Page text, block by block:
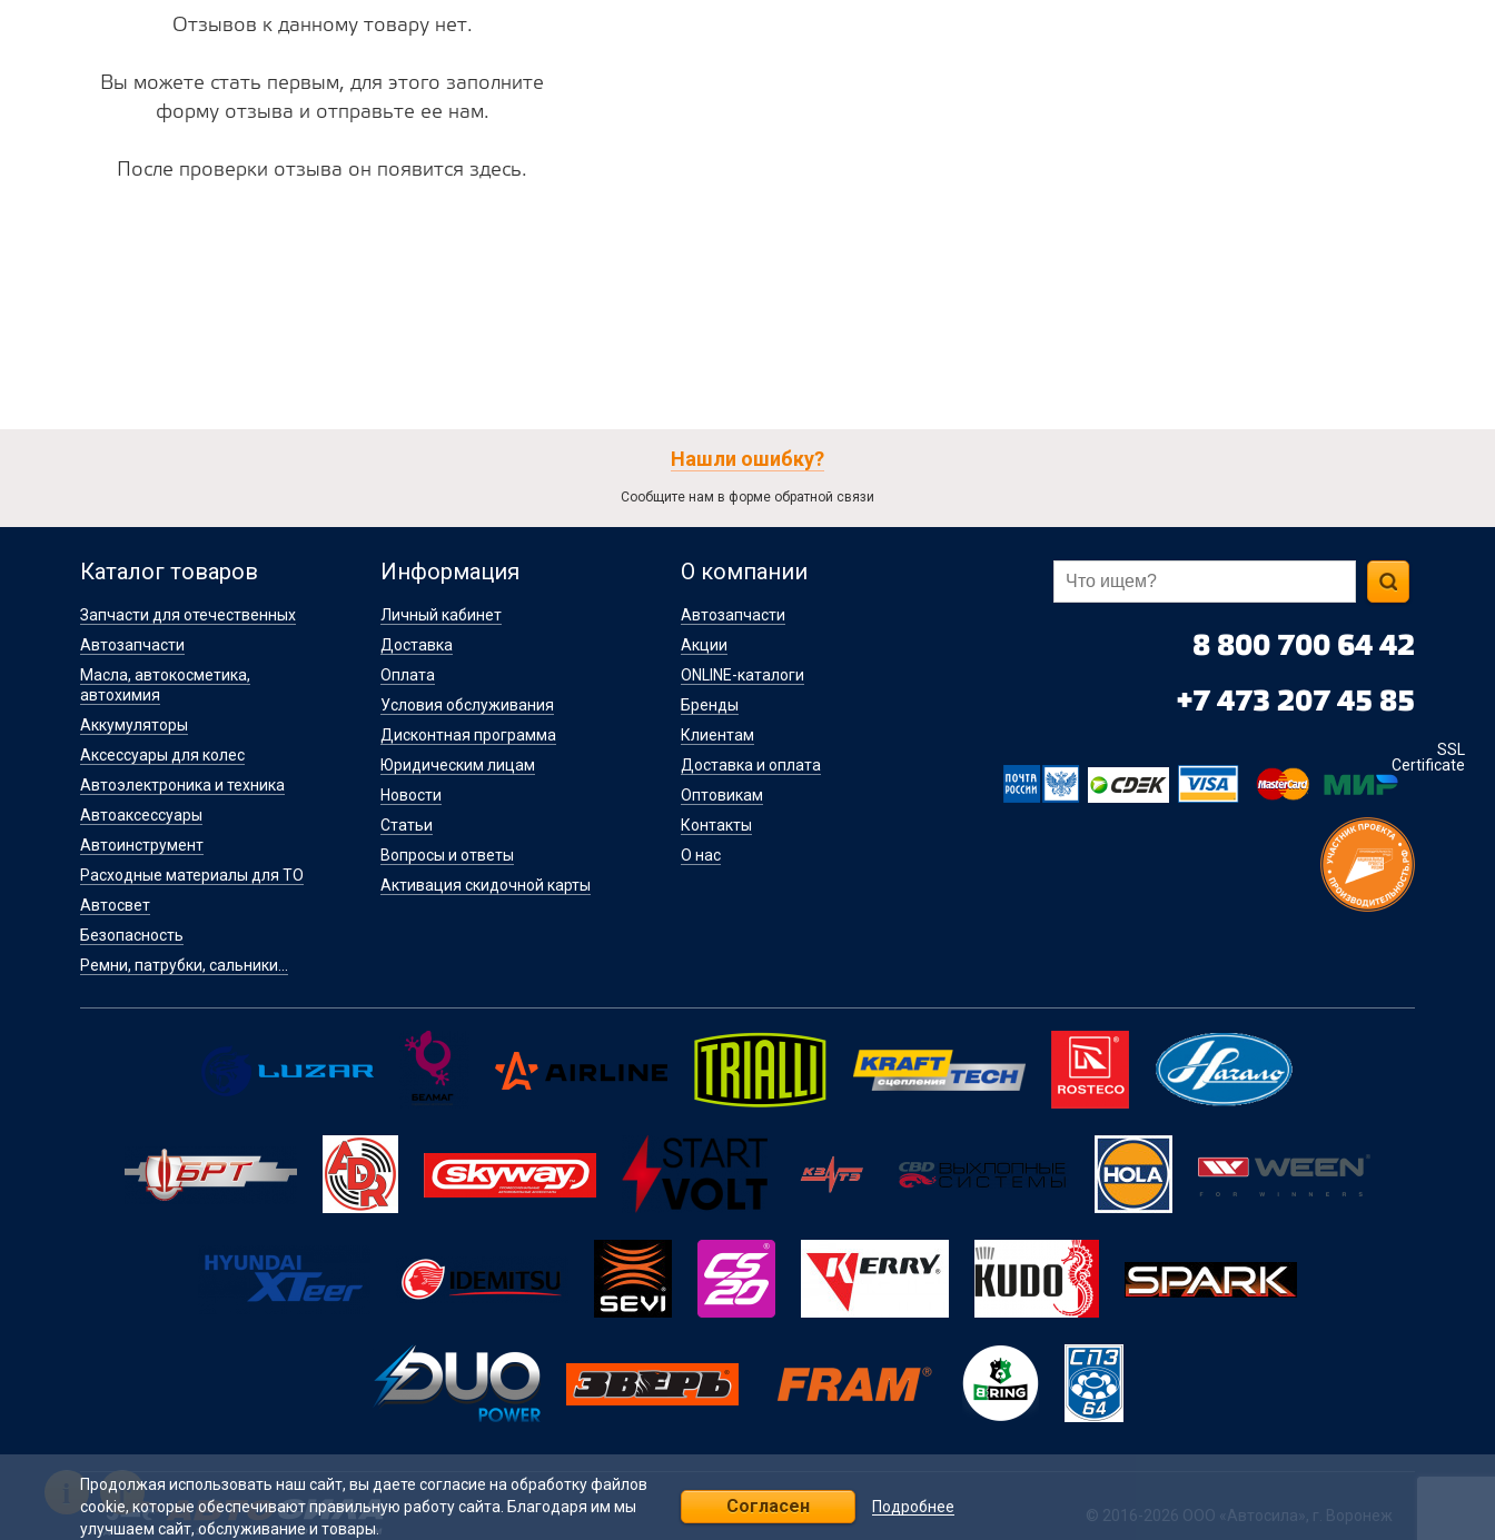
Отзывов к данному товару нет.
Вы можете стать первым, для этого заполните
форму отзыва и отправьте ее нам.
После проверки отзыва он появится здесь.
Нашли ошибку?
Сообщите нам в форме обратной связи
Каталог товаров
Запчасти для отечественных
Автозапчасти
Масла, автокосметика,
автохимия
Аккумуляторы
Аксессуары для колес
Автоэлектроника и техника
Автоаксессуары
Автоинструмент
Расходные материалы для ТО
Автосвет
Безопасность
Ремни, патрубки, сальники...
Информация
Личный кабинет
Доставка
Оплата
Условия обслуживания
Дисконтная программа
Юридическим лицам
Новости
Статьи
Вопросы и ответы
Активация скидочной карты
О компании
Автозапчасти
Акции
ONLINE-каталоги
Бренды
Клиентам
Доставка и оплата
Оптовикам
Контакты
О нас
8 800 700 64 42
+7 473 207 45 85
SSL
Certificate
© 2016-2026 ООО «Автосила», г. Воронеж
Продолжая использовать наш сайт, вы даете согласие на обработку файлов
cookie, которые обеспечивают правильную работу сайта. Благодаря им мы
улучшаем сайт, обслуживание и товары.
Согласен Подробнее